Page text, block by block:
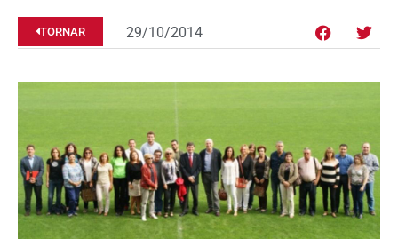
TORNAR 29/10/2014